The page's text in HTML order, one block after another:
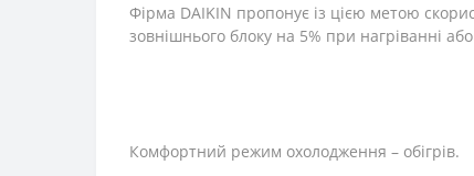
Фірма DAIKIN пропонує із цією метою
зовнішнього блоку на 5% при нагріванні
Комфортний режим охолодження – обігрів.